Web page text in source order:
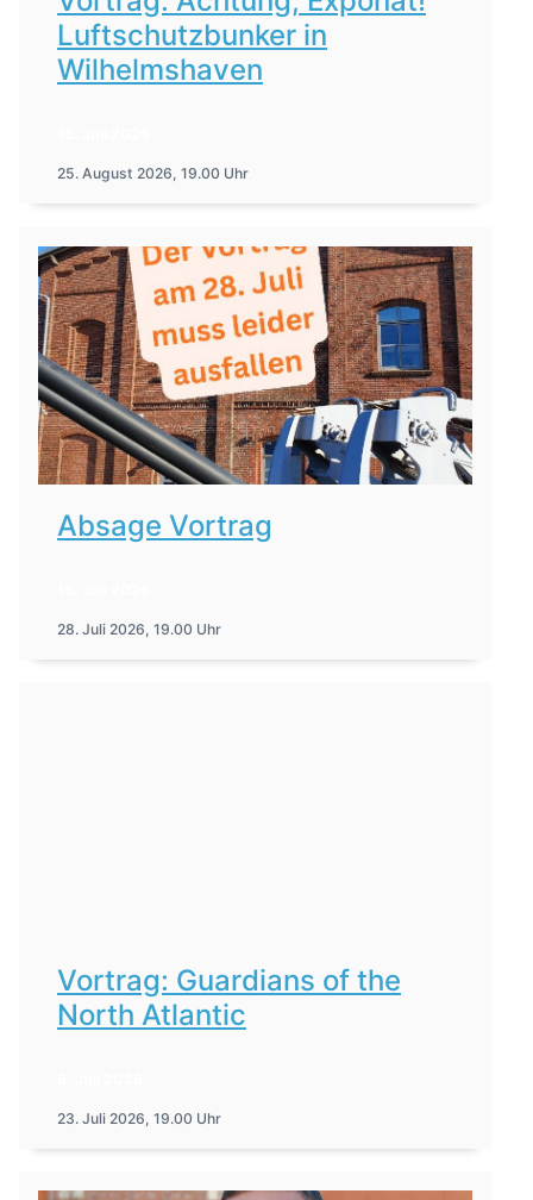
Luftschutzbunker in
Wilhelmshaven
25. August 2026, 19.00 Uhr
Absage Vortrag
28. Juli 2026, 19.00 Uhr
Vortrag: Guardians of the
North Atlantic
23. Juli 2026, 19.00 Uhr